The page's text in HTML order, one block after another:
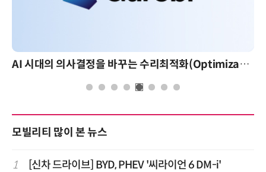
AI 시대의 의사결정을 바꾸는 수리최적화(Optimization): 실제 산업 적용 사례와 활용 전략
모빌리티 많이 본 뉴스
1 [신차 드라이브] BYD, PHEV '씨라이언 6 DM-i'